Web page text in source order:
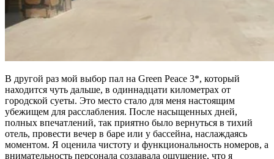
В другой раз мой выбор пал на Green Peace 3*, который
находится чуть дальше, в одиннадцати километрах от
городской суеты. Это место стало для меня настоящим
убежищем для расслабления. После насыщенных дней,
полных впечатлений, так приятно было вернуться в тихий
отель, провести вечер в баре или у бассейна, наслаждаясь
моментом. Я оценила чистоту и функциональность номеров, а
внимательность персонала создавала ощущение, что я